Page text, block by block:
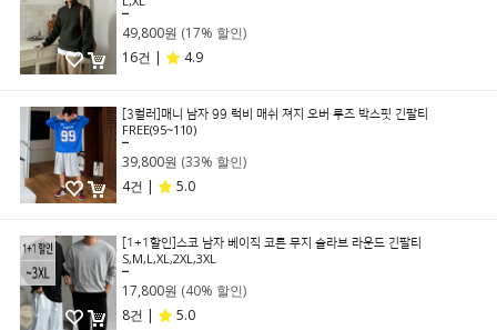
49,800원 (17% 할인)
16건 |
4.9
[3컬러]매니 남자 99 럭비 매쉬 져지 오버 루즈 박스핏 긴팔티
FREE(95~110)
39,800원 (33% 할인)
4건 |
5.0
[1+1할인]스코 남자 베이직 코튼 무지 슬라브 라운드 긴팔티
S,M,L,XL,2XL,3XL
17,800원 (40% 할인)
8건 |
5.0